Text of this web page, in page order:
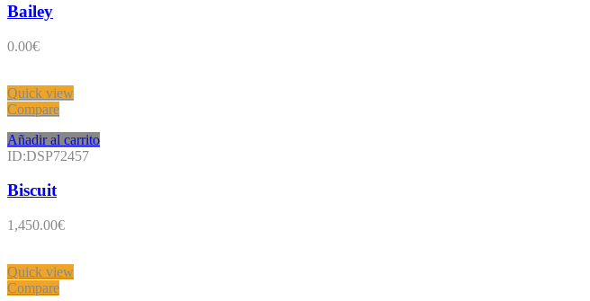
Bailey
0.00€
Quick view
Compare
Añadir al carrito
ID:DSP72457
Biscuit
1,450.00€
Quick view
Compare